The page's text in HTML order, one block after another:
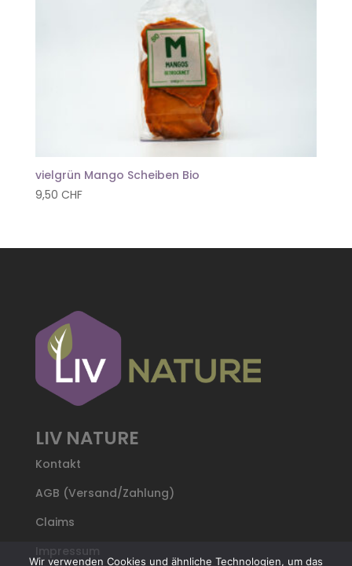
vielgrün Mango Scheiben Bio
9,50 CHF
LIV NATURE
Kontakt
AGB (Versand/Zahlung)
Claims
Impressum
Wir verwenden Cookies und ähnliche Technologien, um das